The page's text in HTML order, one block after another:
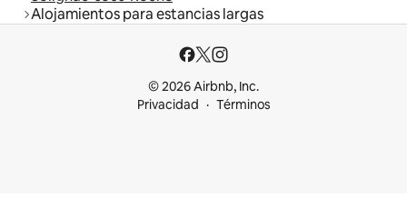
Alojamientos para estancias largas
© 2026 Airbnb, Inc.
Privacidad
Términos